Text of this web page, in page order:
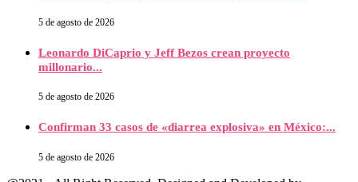
5 de agosto de 2026
Leonardo DiCaprio y Jeff Bezos crean proyecto
millonario...
5 de agosto de 2026
Confirman 33 casos de «diarrea explosiva» en México:...
5 de agosto de 2026